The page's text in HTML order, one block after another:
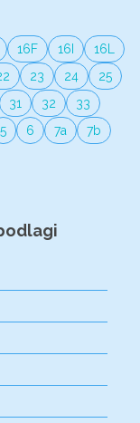
16F 16I
16L
23 24
25
31 32
33
5 6 7a
7b